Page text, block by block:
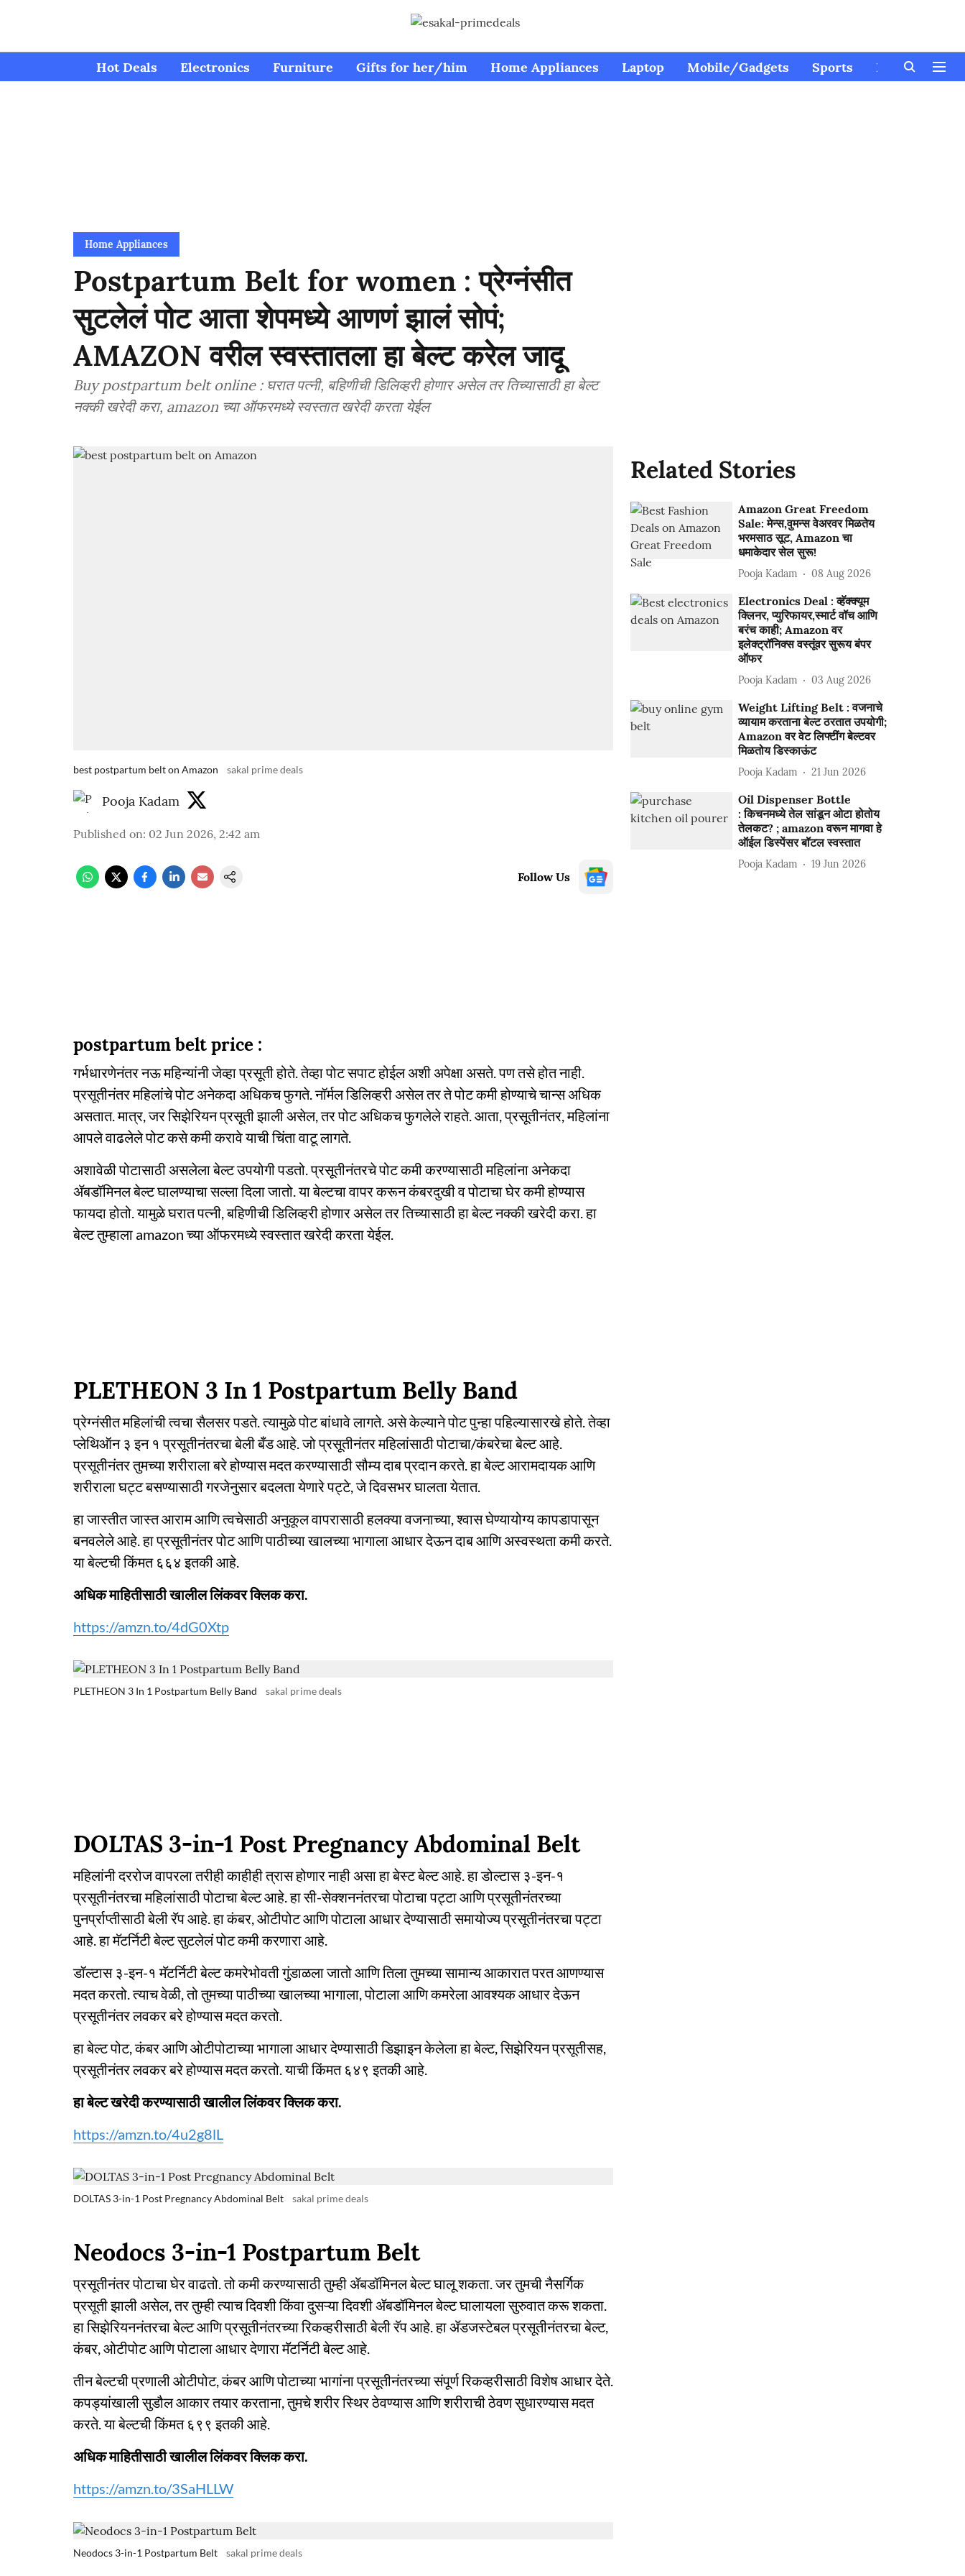
Hot Deals Electronics Furniture Gifts for her/him Home Appliances Laptop Mobile/Gadgets Sports Kids
Home Appliances
Postpartum Belt for women : प्रेग्नंसीत
सुटलेलं पोट आता शेपमध्ये आणणं झालं सोपं;
AMAZON वरील स्वस्तातला हा बेल्ट करेल जादू
Buy postpartum belt online : घरात पत्नी, बहिणीची डिलिव्हरी होणार असेल तर तिच्यासाठी हा बेल्ट
नक्की खरेदी करा, amazon च्या ऑफरमध्ये स्वस्तात खरेदी करता येईल
best postpartum belt on Amazon sakal prime deals
Pooja Kadam
Published on: 02 Jun 2026, 2:42 am
Follow Us
postpartum belt price :
गर्भधारणेनंतर नऊ महिन्यांनी जेव्हा प्रसूती होते. तेव्हा पोट सपाट होईल अशी अपेक्षा असते. पण तसे होत नाही.
प्रसूतीनंतर महिलांचे पोट अनेकदा अधिकच फुगते. नॉर्मल डिलिव्हरी असेल तर ते पोट कमी होण्याचे चान्स अधिक
असतात. मात्र, जर सिझेरियन प्रसूती झाली असेल, तर पोट अधिकच फुगलेले राहते. आता, प्रसूतीनंतर, महिलांना
आपले वाढलेले पोट कसे कमी करावे याची चिंता वाटू लागते.
अशावेळी पोटासाठी असलेला बेल्ट उपयोगी पडतो. प्रसूतीनंतरचे पोट कमी करण्यासाठी महिलांना अनेकदा
ॲबडॉमिनल बेल्ट घालण्याचा सल्ला दिला जातो. या बेल्टचा वापर करून कंबरदुखी व पोटाचा घेर कमी होण्यास
फायदा होतो. यामुळे घरात पत्नी, बहिणीची डिलिव्हरी होणार असेल तर तिच्यासाठी हा बेल्ट नक्की खरेदी करा. हा
बेल्ट तुम्हाला amazon च्या ऑफरमध्ये स्वस्तात खरेदी करता येईल.
PLETHEON 3 In 1 Postpartum Belly Band
प्रेग्नंसीत महिलांची त्वचा सैलसर पडते. त्यामुळे पोट बांधावे लागते. असे केल्याने पोट पुन्हा पहिल्यासारखे होते. तेव्हा
प्लेथिऑन ३ इन १ प्रसूतीनंतरचा बेली बँड आहे. जो प्रसूतीनंतर महिलांसाठी पोटाचा/कंबरेचा बेल्ट आहे.
प्रसूतीनंतर तुमच्या शरीराला बरे होण्यास मदत करण्यासाठी सौम्य दाब प्रदान करते. हा बेल्ट आरामदायक आणि
शरीराला घट्ट बसण्यासाठी गरजेनुसार बदलता येणारे पट्टे, जे दिवसभर घालता येतात.
हा जास्तीत जास्त आराम आणि त्वचेसाठी अनुकूल वापरासाठी हलक्या वजनाच्या, श्वास घेण्यायोग्य कापडापासून
बनवलेले आहे. हा प्रसूतीनंतर पोट आणि पाठीच्या खालच्या भागाला आधार देऊन दाब आणि अस्वस्थता कमी करते.
या बेल्टची किंमत ६६४ इतकी आहे.
अधिक माहितीसाठी खालील लिंकवर क्लिक करा.
https://amzn.to/4dG0Xtp
PLETHEON 3 In 1 Postpartum Belly Band sakal prime deals
DOLTAS 3-in-1 Post Pregnancy Abdominal Belt
महिलांनी दररोज वापरला तरीही काहीही त्रास होणार नाही असा हा बेस्ट बेल्ट आहे. हा डोल्टास ३-इन-१
प्रसूतीनंतरचा महिलांसाठी पोटाचा बेल्ट आहे. हा सी-सेक्शननंतरचा पोटाचा पट्टा आणि प्रसूतीनंतरच्या
पुनर्प्राप्तीसाठी बेली रॅप आहे. हा कंबर, ओटीपोट आणि पोटाला आधार देण्यासाठी समायोज्य प्रसूतीनंतरचा पट्टा
आहे. हा मॅटर्निटी बेल्ट सुटलेलं पोट कमी करणारा आहे.
डॉल्टास ३-इन-१ मॅटर्निटी बेल्ट कमरेभोवती गुंडाळला जातो आणि तिला तुमच्या सामान्य आकारात परत आणण्यास
मदत करतो. त्याच वेळी, तो तुमच्या पाठीच्या खालच्या भागाला, पोटाला आणि कमरेला आवश्यक आधार देऊन
प्रसूतीनंतर लवकर बरे होण्यास मदत करतो.
हा बेल्ट पोट, कंबर आणि ओटीपोटाच्या भागाला आधार देण्यासाठी डिझाइन केलेला हा बेल्ट, सिझेरियन प्रसूतीसह,
प्रसूतीनंतर लवकर बरे होण्यास मदत करतो. याची किंमत ६४९ इतकी आहे.
हा बेल्ट खरेदी करण्यासाठी खालील लिंकवर क्लिक करा.
https://amzn.to/4u2g8lL
DOLTAS 3-in-1 Post Pregnancy Abdominal Belt sakal prime deals
Neodocs 3-in-1 Postpartum Belt
प्रसूतीनंतर पोटाचा घेर वाढतो. तो कमी करण्यासाठी तुम्ही ॲबडॉमिनल बेल्ट घालू शकता. जर तुमची नैसर्गिक
प्रसूती झाली असेल, तर तुम्ही त्याच दिवशी किंवा दुसऱ्या दिवशी ॲबडॉमिनल बेल्ट घालायला सुरुवात करू शकता.
हा सिझेरियननंतरचा बेल्ट आणि प्रसूतीनंतरच्या रिकव्हरीसाठी बेली रॅप आहे. हा ॲडजस्टेबल प्रसूतीनंतरचा बेल्ट,
कंबर, ओटीपोट आणि पोटाला आधार देणारा मॅटर्निटी बेल्ट आहे.
तीन बेल्टची प्रणाली ओटीपोट, कंबर आणि पोटाच्या भागांना प्रसूतीनंतरच्या संपूर्ण रिकव्हरीसाठी विशेष आधार देते.
कपड्यांखाली सुडौल आकार तयार करताना, तुमचे शरीर स्थिर ठेवण्यास आणि शरीराची ठेवण सुधारण्यास मदत
करते. या बेल्टची किंमत ६९९ इतकी आहे.
अधिक माहितीसाठी खालील लिंकवर क्लिक करा.
https://amzn.to/3SaHLLW
Neodocs 3-in-1 Postpartum Belt sakal prime deals
Related Stories
Amazon Great Freedom
Sale: मेन्स,वुमन्स वेअरवर मिळतेय
भरमसाठ सूट, Amazon चा
धमाकेदार सेल सुरू!
Pooja Kadam 08 Aug 2026
Electronics Deal : व्हॅक्क्यूम
क्लिनर, प्युरिफायर,स्मार्ट वॉच आणि
बरंच काही; Amazon वर
इलेक्ट्रॉनिक्स वस्तूंवर सुरूय बंपर
ऑफर
Pooja Kadam 03 Aug 2026
Weight Lifting Belt : वजनाचे
व्यायाम करताना बेल्ट ठरतात उपयोगी;
Amazon वर वेट लिफ्टींग बेल्टवर
मिळतोय डिस्काऊंट
Pooja Kadam 21 Jun 2026
Oil Dispenser Bottle
: किचनमध्ये तेल सांडून ओटा होतोय
तेलकट? ; amazon वरून मागवा हे
ऑईल डिस्पेंसर बॉटल स्वस्तात
Pooja Kadam 19 Jun 2026